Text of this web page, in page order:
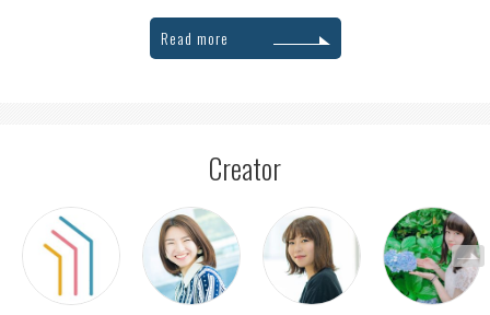
Read more
Creator